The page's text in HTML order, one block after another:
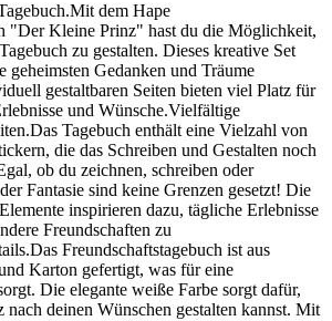
dem Hape
"Der Kleine Prinz" hast du die Möglichkeit,
zu gestalten. Dieses kreative Set
geheimsten Gedanken und Träume
gestaltbaren Seiten bieten viel Platz für
und Wünsche.Vielfältige
Tagebuch enthält eine Vielzahl von
die das Schreiben und Gestalten noch
ob du zeichnen, schreiben oder
Fantasie sind keine Grenzen gesetzt! Die
inspirieren dazu, tägliche Erlebnisse
Freundschaften zu
Freundschaftstagebuch ist aus
Karton gefertigt, was für eine
Die elegante weiße Farbe sorgt dafür,
nach deinen Wünschen gestalten kannst. Mit